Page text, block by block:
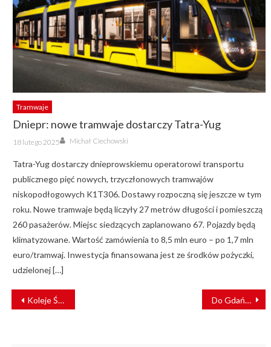
Tramwaje
Dniepr: nowe tramwaje dostarczy Tatra-Yug
Posted
on
18 lutego 2025 Author
Michał Ciechowski
Tatra-Yug dostarczy dnieprowskiemu operatorowi transportu
publicznego pięć nowych, trzyczłonowych tramwajów
niskopodłogowych K1T306. Dostawy rozpoczną się jeszcze w tym
roku. Nowe tramwaje będą liczyły 27 metrów długości i pomieszczą
260 pasażerów. Miejsc siedzących zaplanowano 67. Pojazdy będą
klimatyzowane. Wartość zamówienia to 8,5 mln euro – po 1,7 mln
euro/tramwaj. Inwestycja finansowana jest ze środków pożyczki,
udzielonej […]
NAWIGACJA
WPISU
Koleje Śląskie w piątek ściągną uszkodzony pociąg do bazy Do Gdańska dotarł 15. tramwaj Pesa Jazz Duo